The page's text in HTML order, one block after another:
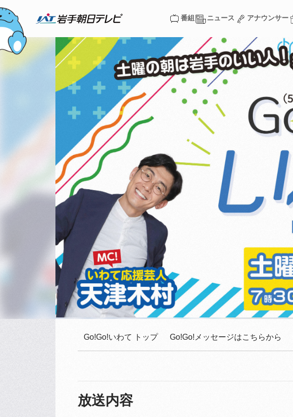
番組
ニュース
アナウンサー
Go!Go!いわて トップ Go!Go!メッセージはこちらから
放送内容